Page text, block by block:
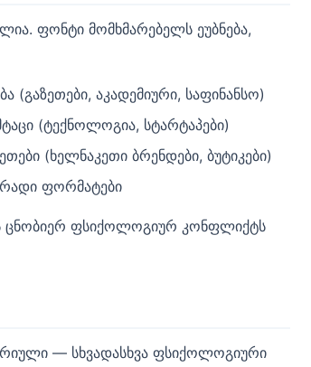
ფონტი მომხმარებელს ეუბნება,
(გაზეთები, აკადემიური, საფინანსო)
(ტექნოლოგია, სტარტაპები)
(ხელნაკეთი ბრენდები, ბუტიკები)
ფორმატები
ცნობიერ ფსიქოლოგიურ კონფლიქტს
— სხვადასხვა ფსიქოლოგიური